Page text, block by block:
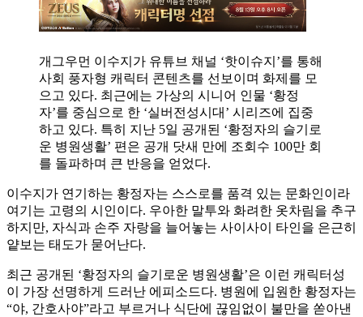
개그우먼 이수지가 유튜브 채널 ‘핫이슈지’를 통해
사회 풍자형 캐릭터 콘텐츠를 선보이며 화제를 모
으고 있다. 최근에는 가상의 시니어 인물 ‘황정
자’를 중심으로 한 ‘실버전성시대’ 시리즈에 집중
하고 있다. 특히 지난 5일 공개된 ‘황정자의 슬기로
운 병원생활’ 편은 공개 닷새 만에 조회수 100만 회
를 돌파하며 큰 반응을 얻었다.
이수지가 연기하는 황정자는 스스로를 품격 있는 문화인이라
여기는 고령의 시인이다. 우아한 말투와 화려한 옷차림을 추구
하지만, 자식과 손주 자랑을 늘어놓는 사이사이 타인을 은근히
얕보는 태도가 묻어난다.
최근 공개된 ‘황정자의 슬기로운 병원생활’은 이런 캐릭터성
이 가장 선명하게 드러난 에피소드다. 병원에 입원한 황정자는
“야, 간호사야”라고 부르거나 식단에 끊임없이 불만을 쏟아낸